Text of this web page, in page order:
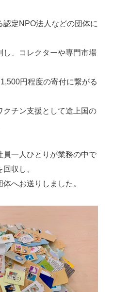
定NPO法人などの団体に
、コレクターや専門市場
円程度の寄付に繋がる
チン支援として途上国の
員一人ひとりが業務の中で
収し、
へお送りしました。